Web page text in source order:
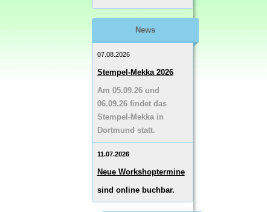
News
07.08.2026
Stempel-Mekka 2026
Am 05.09.26 und
06.09.26 findet das
Stempel-Mekka in
Dortmund statt.
11.07.2026
Neue Workshoptermine
sind online buchbar.